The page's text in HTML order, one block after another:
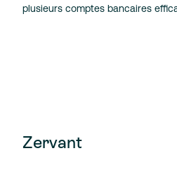
plusieurs comptes bancaires
Zervant